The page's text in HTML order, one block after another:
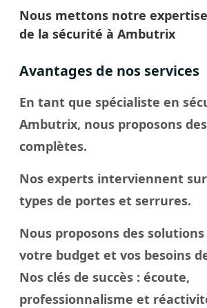
Nous mettons notre
de la sécurité à Ambutrix
Avantages de nos services
En tant que spécialiste en
Ambutrix, nous proposons
complètes.
Nos experts interviennent
types de portes et serrures.
Nous proposons des
votre budget et vos besoins
Nos clés de succès : écoute,
professionnalisme et